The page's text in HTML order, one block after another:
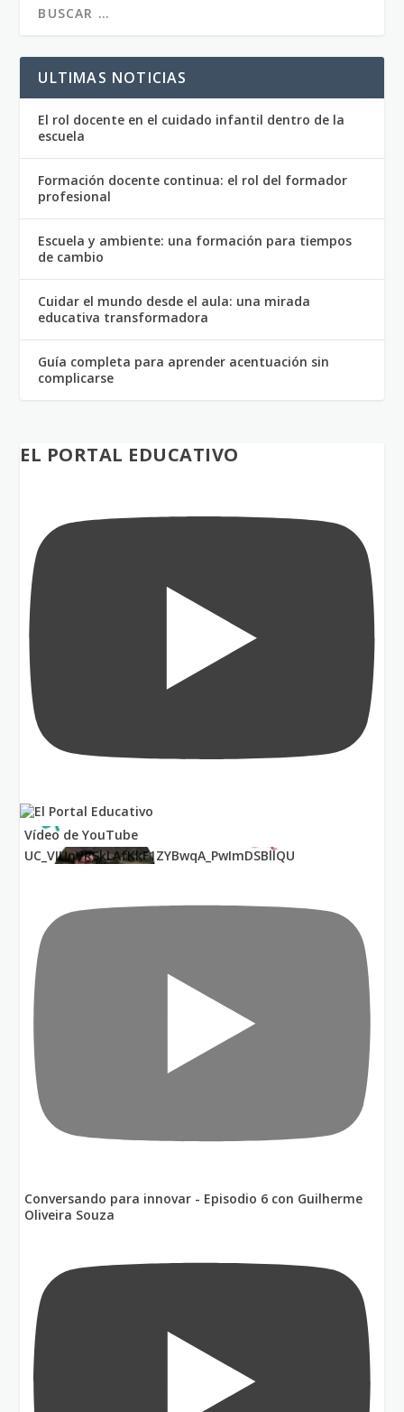
ULTIMAS NOTICIAS
El rol docente en el cuidado infantil dentro de la
escuela
Formación docente continua: el rol del formador
profesional
Escuela y ambiente: una formación para tiempos
de cambio
Cuidar el mundo desde el aula: una mirada
educativa transformadora
Guía completa para aprender acentuación sin
complicarse
EL PORTAL EDUCATIVO
Vídeo de YouTube
UC_VIUnVRSkLAfKkF1ZYBwqA_PwImDSBllQU
Conversando para innovar - Episodio 6 con Guilherme
Oliveira Souza